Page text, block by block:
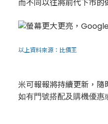
而不同以往將前代下市
以上資料來源： 比價王
米可報報將持續更新，隨
如有門號搭配及購機優惠